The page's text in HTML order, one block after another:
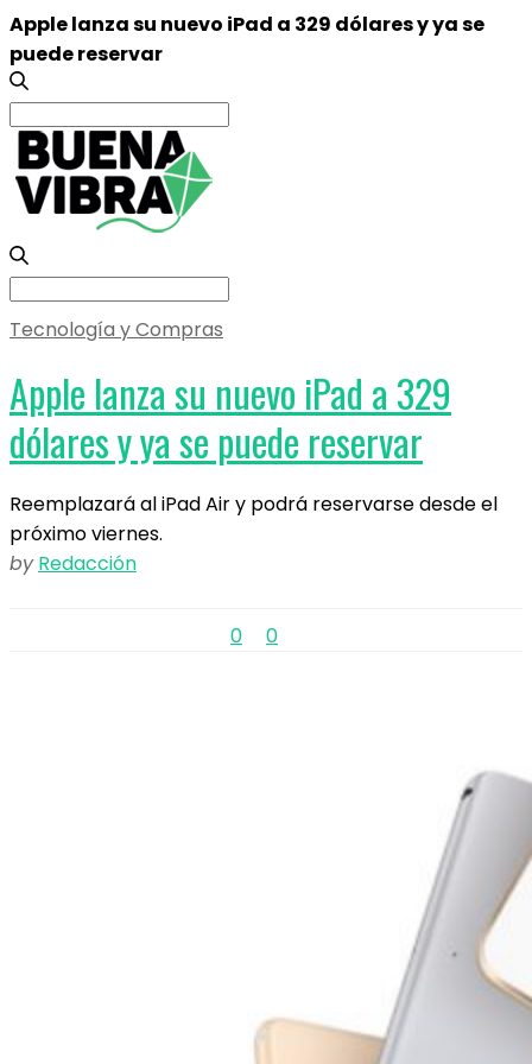
Apple lanza su nuevo iPad a 329 dólares y ya se
puede reservar
Search
for:
Search
Tecnología y Compras
Apple lanza su nuevo iPad a 329
dólares y ya se puede reservar
Reemplazará al iPad Air y podrá reservarse desde el
próximo viernes.
by Redacción
0 0